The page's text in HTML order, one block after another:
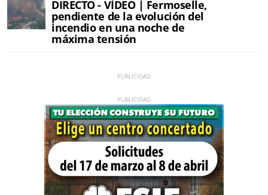
DIRECTO - VÍDEO | Fermoselle,
pendiente de la evolución del
incendio en una noche de
máxima tensión